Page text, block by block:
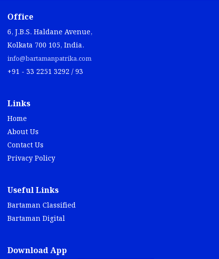
Office
6, J.B.S. Haldane Avenue,
Kolkata 700 105, India.
info@bartamanpatrika.com
+91 - 33 2251 3292 / 93
Links
Home
About Us
Contact Us
Privacy Policy
Useful Links
Bartaman Classified
Bartaman Digital
Download App